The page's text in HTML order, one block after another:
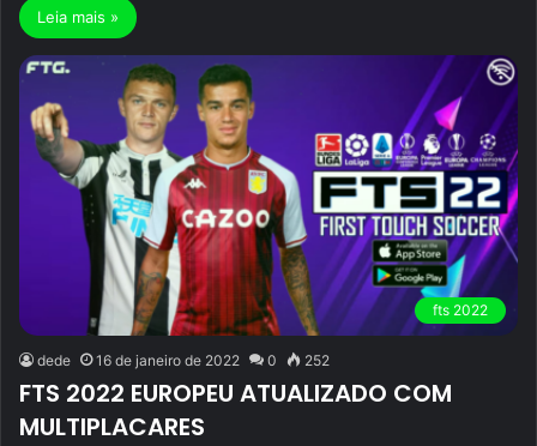
Leia mais »
fts 2022
dede 16 de janeiro de 2022 0 252
FTS 2022 EUROPEU ATUALIZADO COM
MULTIPLACARES